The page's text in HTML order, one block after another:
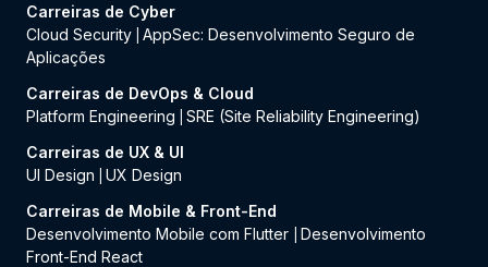
Carreiras de Cyber
Cloud Security AppSec: Desenvolvimento Seguro de
Aplicações
Carreiras de DevOps & Cloud
Platform Engineering
SRE (Site Reliability Engineering)
Carreiras de UX & UI
UI Design
UX Design
Carreiras de Mobile & Front-End
Desenvolvimento Mobile com Flutter
Desenvolvimento
Front-End React